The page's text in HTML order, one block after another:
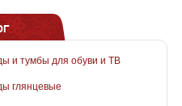
и тумбы для обуви и ТВ
глянцевые